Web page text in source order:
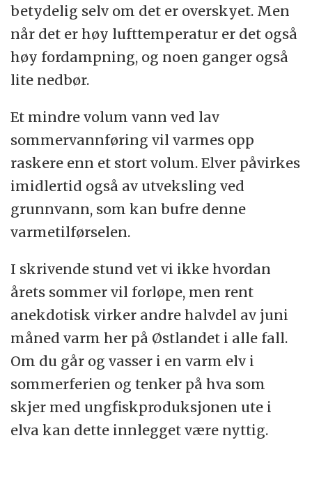
betydelig selv om det er overskyet. Men
når det er høy lufttemperatur er det også
høy fordampning, og noen ganger også
lite nedbør.
Et mindre volum vann ved lav
sommervannføring vil varmes opp
raskere enn et stort volum. Elver påvirkes
imidlertid også av utveksling ved
grunnvann, som kan bufre denne
varmetilførselen.
I skrivende stund vet vi ikke hvordan
årets sommer vil forløpe, men rent
anekdotisk virker andre halvdel av juni
måned varm her på Østlandet i alle fall.
Om du går og vasser i en varm elv i
sommerferien og tenker på hva som
skjer med ungfiskproduksjonen ute i
elva kan dette innlegget være nyttig.